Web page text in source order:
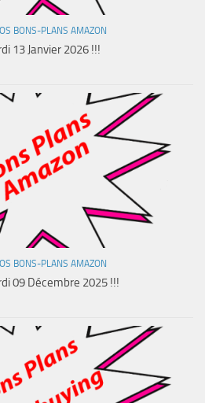
BONS-PLANS AMAZON
13 Janvier 2026 !!!
BONS-PLANS AMAZON
09 Décembre 2025 !!!